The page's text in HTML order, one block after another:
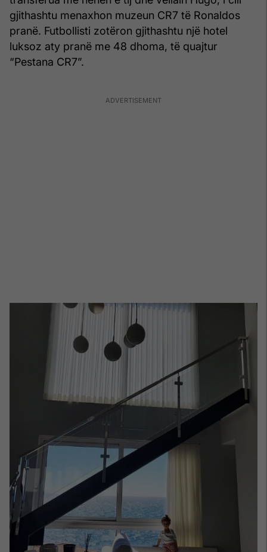
gjithashtu menaxhon muzeun CR7 të Ronaldos
pranë. Futbollisti zotëron gjithashtu një hotel
luksoz aty pranë me 48 dhoma, të quajtur
“Pestana CR7”.